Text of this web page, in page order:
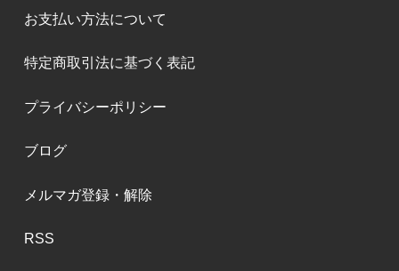
お支払い方法について
特定商取引法に基づく表記
プライバシーポリシー
ブログ
メルマガ登録・解除
RSS